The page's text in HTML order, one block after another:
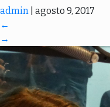
admin agosto 9, 2017
←
→